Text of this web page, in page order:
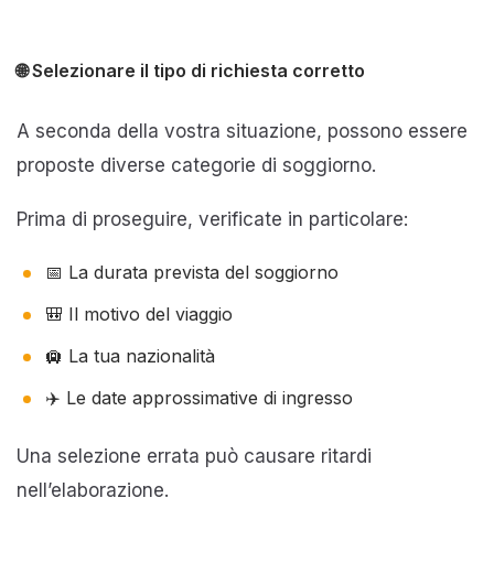
🌐 Selezionare il tipo di richiesta corretto
A seconda della vostra situazione, possono essere
proposte diverse categorie di soggiorno.
Prima di proseguire, verificate in particolare:
📅 La durata prevista del soggiorno
🎒 Il motivo del viaggio
🛄 La tua nazionalità
✈️ Le date approssimative di ingresso
Una selezione errata può causare ritardi
nell’elaborazione.